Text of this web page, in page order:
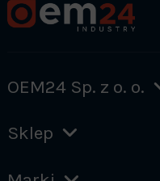
OEM24 Sp. z o. o.
Sklep